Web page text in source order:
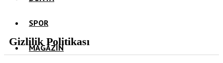
SPOR
MAGAZIN
Gizlilik Politikası